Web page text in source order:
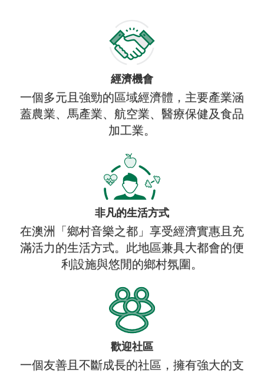
經濟機會
一個多元且強勁的區域經濟體，主要產業涵
蓋農業、馬產業、航空業、醫療保健及食品
加工業。
非凡的生活方式
在澳洲「鄉村音樂之都」享受經濟實惠且充
滿活力的生活方式。此地區兼具大都會的便
利設施與悠閒的鄉村氛圍。
歡迎社區
一個友善且不斷成長的社區，擁有強大的支